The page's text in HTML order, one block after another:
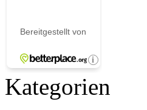
Kategorien